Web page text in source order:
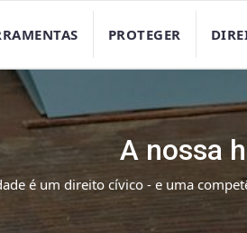
PROTEGER
A nossa
é um direito cívico - e uma